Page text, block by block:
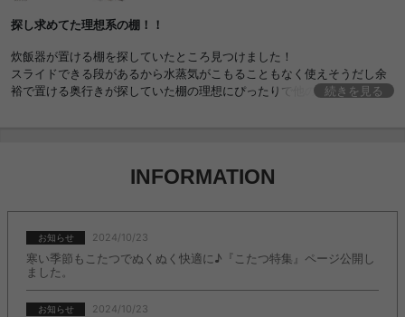
ゃれ おすすめ 安い
探し求めてた理想系の棚！！
炊飯器が置ける棚を探していたところ見つけました！
スライドできる段があるから水蒸気がこもることもなく使えそうだし余
裕で置ける奥行きが探していた棚の理想にぴったりで他の段も自分の好
続きを見る
INFORMATION
お知らせ 2024/10/23
寒い季節もこたつでぬくぬく快適に♪『こたつ特集』ページ公開し
ました。
お知らせ 2024/10/23